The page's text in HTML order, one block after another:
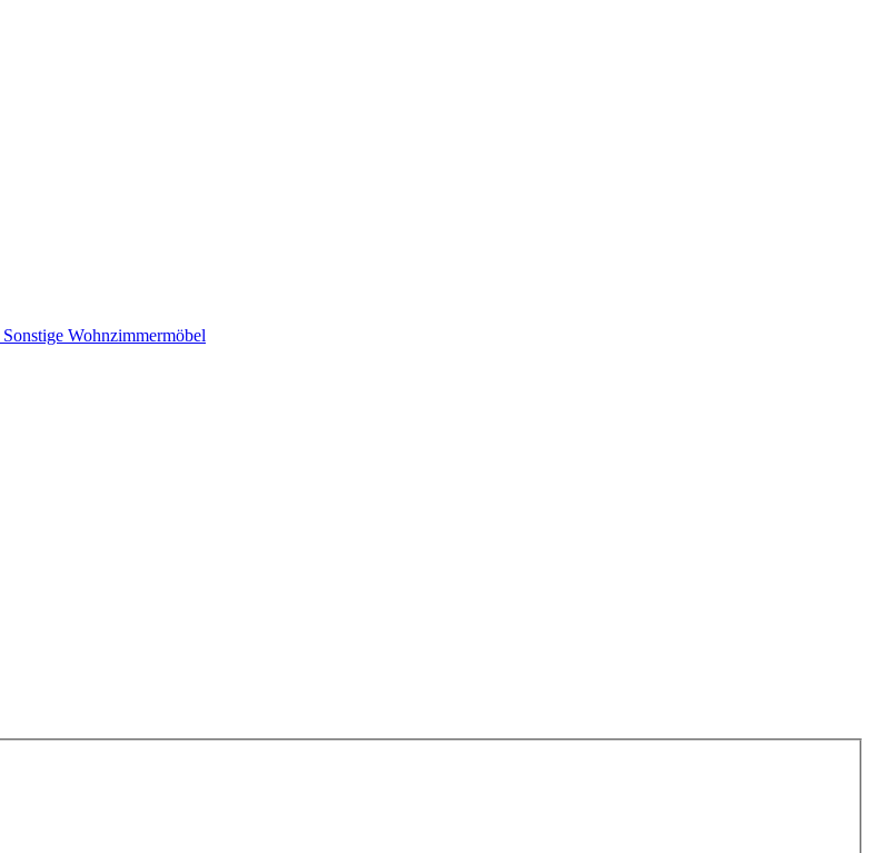
Sonstige Wohnzimmermöbel